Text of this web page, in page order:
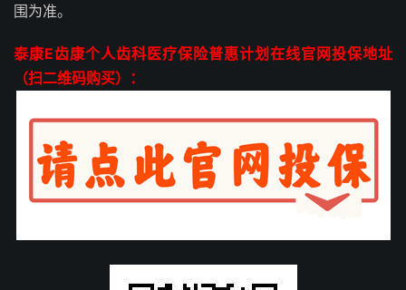
围为准。
泰康E齿康个人齿科医疗保险普惠计划在线官网投保地址
（扫二维码购买）：